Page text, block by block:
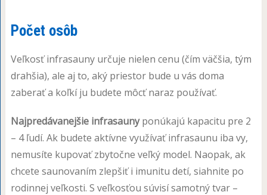
Počet osôb
Veľkosť infrasauny určuje nielen cenu (čím väčšia, tým
drahšia), ale aj to, aký priestor bude u vás doma
zaberať a koľkí ju budete môcť naraz používať.
Najpredávanejšie infrasaunyponúkajú kapacitu pre 2
– 4 ľudí. Ak budete aktívne využívať infrasaunu iba vy,
nemusíte kupovať zbytočne veľký model. Naopak, ak
chcete saunovaním zlepšiť i imunitu detí, siahnite po
rodinnej veľkosti. S veľkosťou súvisí samotný tvar –